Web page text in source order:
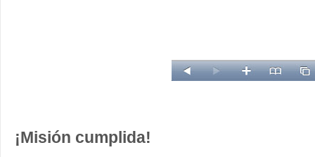
¡Misión cumplida!